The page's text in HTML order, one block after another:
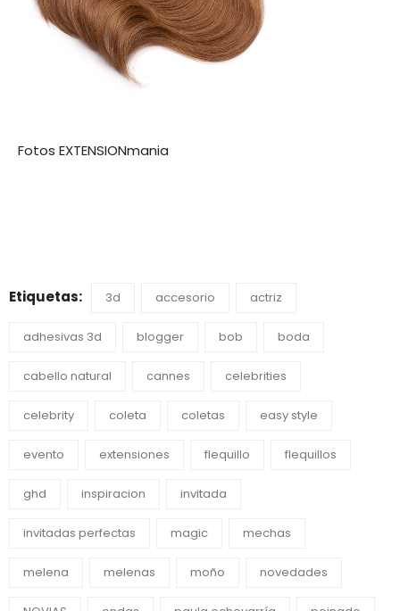
Fotos EXTENSIONmania
Etiquetas: 3d accesorio actriz
adhesivas 3d blogger bob boda
cabello natural cannes celebrities
celebrity coleta coletas easy style
evento extensiones flequillo flequillos
ghd inspiracion invitada
invitadas perfectas magic mechas
melena melenas moño novedades